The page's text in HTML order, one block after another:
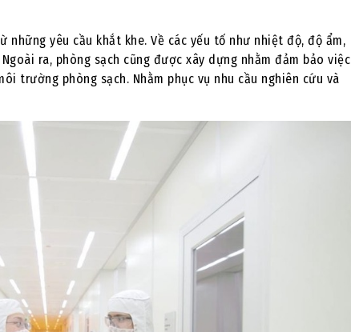
yêu cầu khắt khe. Về các yếu tố như nhiệt độ, độ ẩm,
ra, phòng sạch cũng được xây dựng nhằm đảm bảo việc
trường phòng sạch. Nhằm phục vụ nhu cầu nghiên cứu và